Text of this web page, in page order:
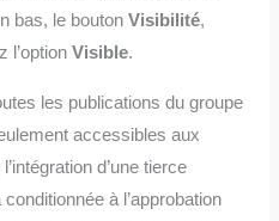
bas, le boutonVisibilité,
l’optionVisible.
les publications du groupe
accessibles aux
d’une tierce
à l’approbation